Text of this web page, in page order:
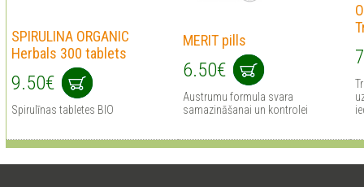
SPIRULINA ORGANIC
Herbals 300 tablets
9.50€
Spirulīnas tabletes BIO
MERIT pills
6.50€
Austrumu formula svara
samazināšanai un kontrolei